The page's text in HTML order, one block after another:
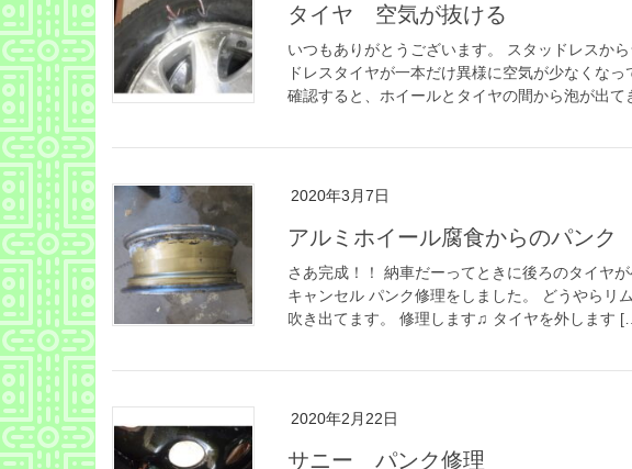
タイヤ 空気が抜ける
いつもありがとうございます。 スタッドレスか
ドレスタイヤが一本だけ異様に空気が少なくな
確認すると、ホイールとタイヤの間から泡が出
2020年3月7日
アルミホイール腐食からのパンク
さあ完成！！ 納車だーってときに後ろのタイヤ
キャンセル パンク修理をしました。 どうやらリ
吹き出てます。 修理します♫ タイヤを外します
2020年2月22日
サニー パンク修理